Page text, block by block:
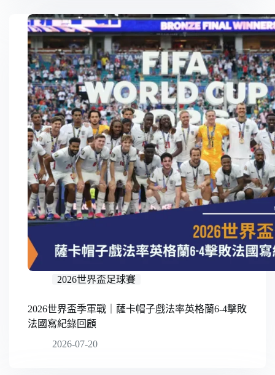
2026世界盃足球賽
2026世界盃季軍戰｜薩卡帽子戲法率英格蘭6-4擊敗
法國寫紀錄回顧
2026-07-20